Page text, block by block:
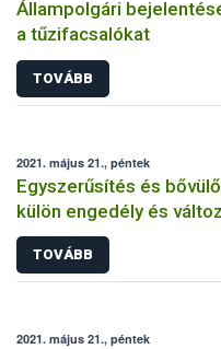
Állampolgári
a tűzifacsalókat
TOVÁBB
2021. május 21., péntek
Egyszerűsítés és
külön engedély és
TOVÁBB
2021. május 21., péntek